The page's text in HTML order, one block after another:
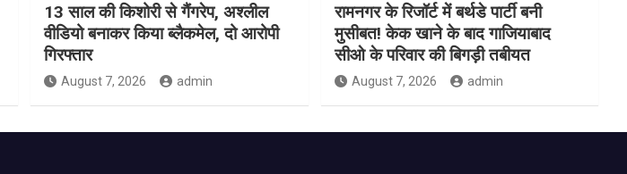
13 साल की किशोरी से गैंगरेप, अश्लील
वीडियो बनाकर किया ब्लैकमेल, दो आरोपी
गिरफ्तार
August 7, 2026 admin
रामनगर के रिजॉर्ट में बर्थडे पार्टी बनी
मुसीबत! केक खाने के बाद गाजियाबाद
सीओ के परिवार की बिगड़ी तबीयत
August 7, 2026 admin